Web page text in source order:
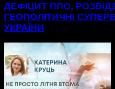
ДЕФІЦИТ ППО,
ГЕОПОЛІТИЧНІ
УКРАЇНИ